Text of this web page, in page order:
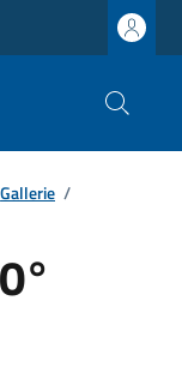
Gallerie /